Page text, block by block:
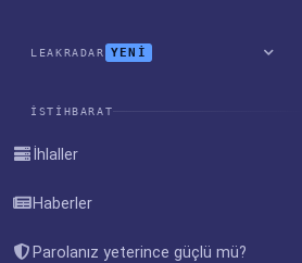
LEAKRADAR YENİ
İSTIHBARAT
İhlaller
Haberler
Parolanız yeterince güçlü mü?